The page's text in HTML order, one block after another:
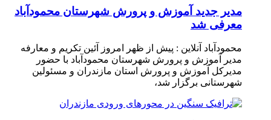
مدیر جدید آموزش و پرورش شهرستان محمودآباد
معرفی شد
محمودآباد آنلاین : پیش از ظهر امروز آئین تکریم و معارفه
مدیر آموزش و پرورش شهرستان محمودآباد با حضور
مدیرکل آموزش و پرورش استان مازندران و مسئولین
شهرستانی برگزار شد،